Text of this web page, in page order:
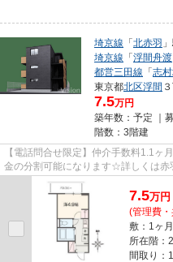
埼京線 「北赤羽
埼京線 「浮間舟渡
都営三田線 「志
東京都北区浮間
7.5万円
築年数：予定 ｜
階数：3階建
【電話問合せ限定】仲介手数料1.1
金の分割可能になります☆詳しくは赤
VISION赤羽店までご連絡下さい！！
7.5万円
(管理費
敷：1ヶ
所在階：
間取り：